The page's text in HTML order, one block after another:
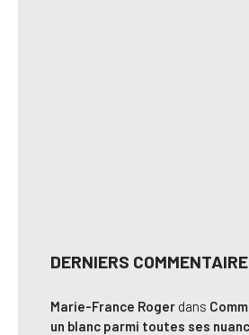
DERNIERS
Marie-France Roger dans
un blanc parmi toutes ses